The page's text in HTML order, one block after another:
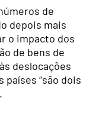
de
depois mais
o impacto dos
de bens de
deslocações
“são dois